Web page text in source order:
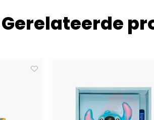
Gerelateerde